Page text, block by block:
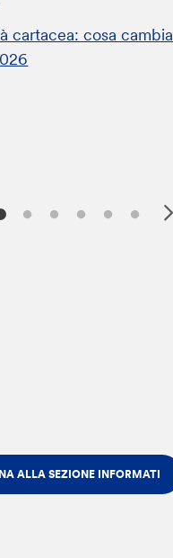
cartacea: cosa cambia
ALLA SEZIONE INFORMATI